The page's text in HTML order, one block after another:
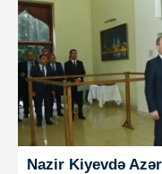
Nazir Kiyevdə